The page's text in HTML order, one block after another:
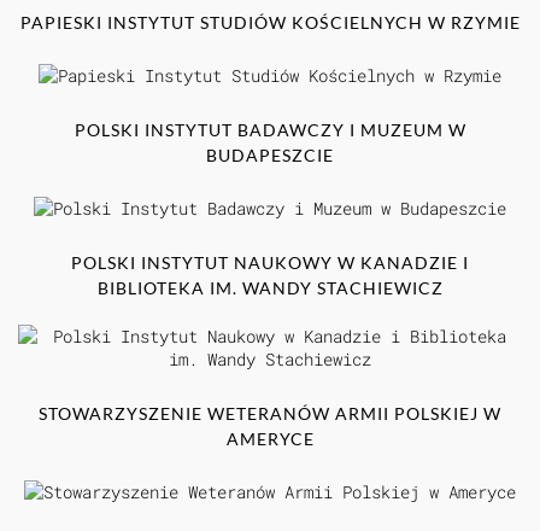
PAPIESKI INSTYTUT STUDIÓW KOŚCIELNYCH W RZYMIE
POLSKI INSTYTUT BADAWCZY I MUZEUM W
BUDAPESZCIE
POLSKI INSTYTUT NAUKOWY W KANADZIE I
BIBLIOTEKA IM. WANDY STACHIEWICZ
STOWARZYSZENIE WETERANÓW ARMII POLSKIEJ W
AMERYCE